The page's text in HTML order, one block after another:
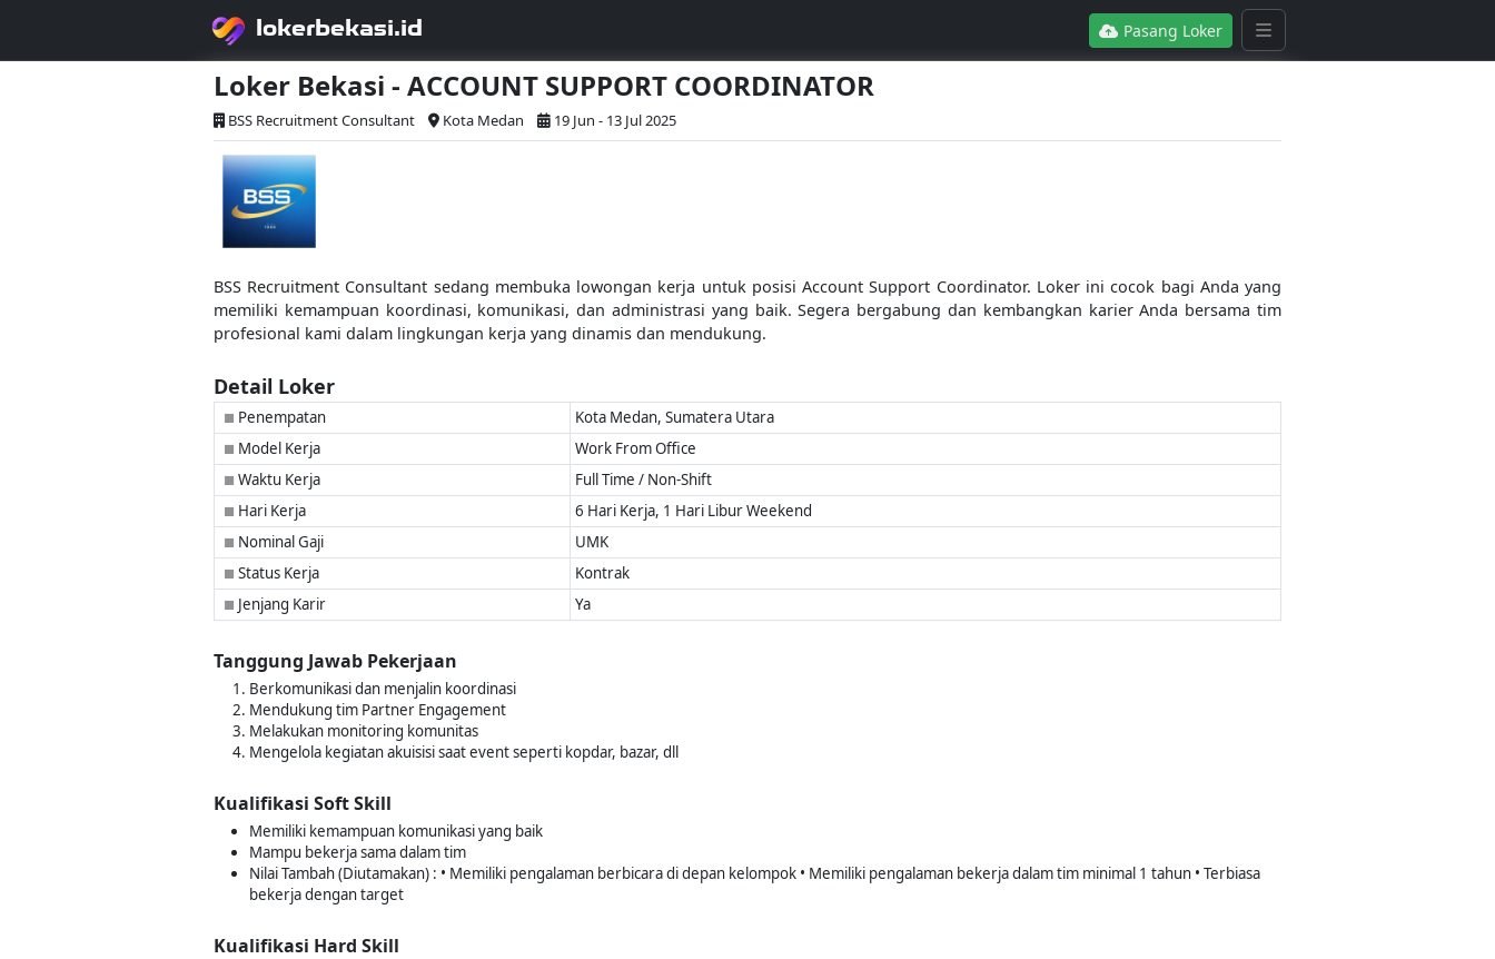
lokerbekasi.id Pasang Loker
Loker Bekasi - ACCOUNT SUPPORT COORDINATOR
BSS Recruitment Consultant Kota Medan 19 Jun - 13 Jul 2025
BSS Recruitment Consultant sedang membuka lowongan kerja untuk posisi Account Support Coordinator. Loker ini cocok bagi Anda yang
memiliki kemampuan koordinasi, komunikasi, dan administrasi yang baik. Segera bergabung dan kembangkan karier Anda bersama tim
profesional kami dalam lingkungan kerja yang dinamis dan mendukung.
Detail Loker
■ Penempatan Kota Medan, Sumatera Utara
■ Model Kerja Work From Office
■ Waktu Kerja Full Time / Non-Shift
■ Hari Kerja 6 Hari Kerja, 1 Hari Libur Weekend
■ Nominal Gaji UMK
■ Status Kerja Kontrak
■ Jenjang Karir Ya
Tanggung Jawab Pekerjaan
Berkomunikasi dan menjalin koordinasi
Mendukung tim Partner Engagement
Melakukan monitoring komunitas
Mengelola kegiatan akuisisi saat event seperti kopdar, bazar, dll
Kualifikasi Soft Skill
Memiliki kemampuan komunikasi yang baik
Mampu bekerja sama dalam tim
Nilai Tambah (Diutamakan) : • Memiliki pengalaman berbicara di depan kelompok • Memiliki pengalaman bekerja dalam tim minimal 1 tahun • Terbiasa
bekerja dengan target
Kualifikasi Hard Skill